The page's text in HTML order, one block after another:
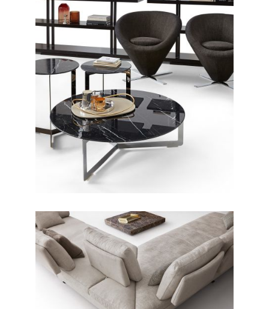
CONTEMPORANEO /
POLTRONE
Flute
CONTEMPORANEO / DIVANI